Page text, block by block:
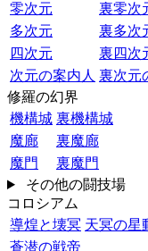
零次元
裏零次
多次元
裏多次
四次元
裏四次
次元の案内人 裏次元
修羅の幻界
機構城 裏機構城
魔廊
裏魔廊
魔門
裏魔門
その他の闘技場
コロシアム
導煌と壊冥 天冥の星
蒼潜の戦帝